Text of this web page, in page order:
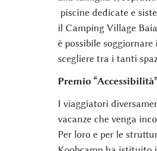
piscine dedicate e
il Camping Village
è possibile
scegliere tra i tanti
Premio
I viaggiatori
vacanze che venga
Per loro e per le